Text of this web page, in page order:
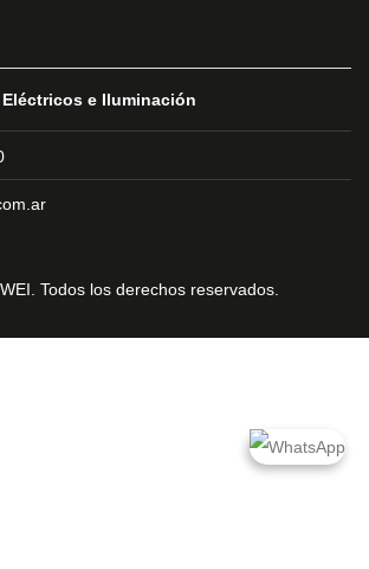
Eléctricos e Iluminación
Todos los derechos reservados.